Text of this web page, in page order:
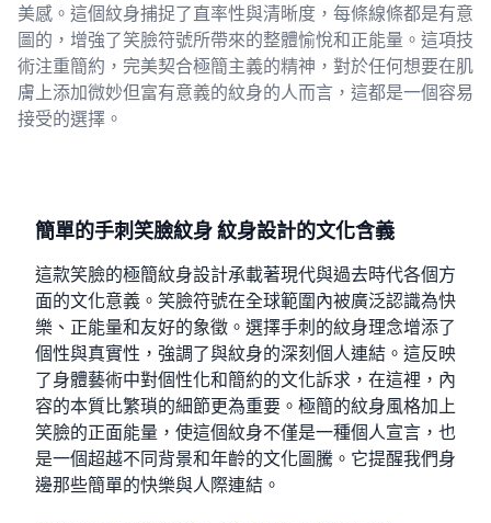
美感。這個紋身捕捉了直率性與清晰度，每條線條都是有意
圖的，增強了笑臉符號所帶來的整體愉悅和正能量。這項技
術注重簡約，完美契合極簡主義的精神，對於任何想要在肌
膚上添加微妙但富有意義的紋身的人而言，這都是一個容易
接受的選擇。
簡單的手刺笑臉紋身 紋身設計的文化含義
這款笑臉的極簡紋身設計承載著現代與過去時代各個方
面的文化意義。笑臉符號在全球範圍內被廣泛認識為快
樂、正能量和友好的象徵。選擇手刺的紋身理念增添了
個性與真實性，強調了與紋身的深刻個人連結。這反映
了身體藝術中對個性化和簡約的文化訴求，在這裡，內
容的本質比繁瑣的細節更為重要。極簡的紋身風格加上
笑臉的正面能量，使這個紋身不僅是一種個人宣言，也
是一個超越不同背景和年齡的文化圖騰。它提醒我們身
邊那些簡單的快樂與人際連結。